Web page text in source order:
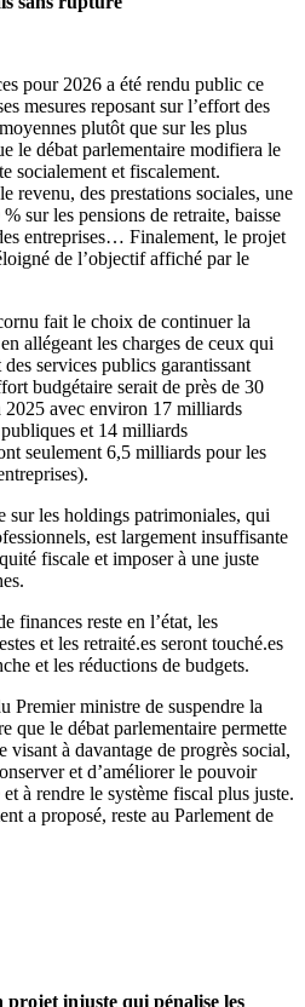
pour 2026 a été rendu public ce
mesures reposant sur l’effort des
plutôt que sur les plus
le débat parlementaire modifiera le
socialement et fiscalement.
revenu, des prestations sociales, une
sur les pensions de retraite, baisse
entreprises… Finalement, le projet
de l’objectif affiché par le
fait le choix de continuer la
allégeant les charges de ceux qui
services publics garantissant
budgétaire serait de près de 30
2025 avec environ 17 milliards
publiques et 14 milliards
seulement 6,5 milliards pour les
les holdings patrimoniales, qui
est largement insuffisante
fiscale et imposer à une juste
finances reste en l’état, les
et les retraité.es seront touché.es
et les réductions de budgets.
Premier ministre de suspendre la
que le débat parlementaire permette
visant à davantage de progrès social,
et d’améliorer le pouvoir
à rendre le système fiscal plus juste.
a proposé, reste au Parlement de
projet injuste qui pénalise les